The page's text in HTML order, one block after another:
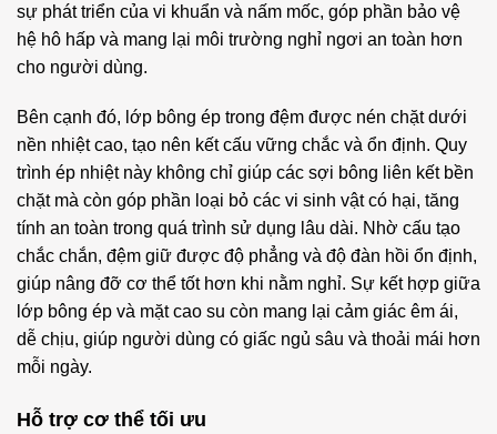
sự phát triển của vi khuẩn và nấm mốc, góp phần bảo vệ
hệ hô hấp và mang lại môi trường nghỉ ngơi an toàn hơn
cho người dùng.
Bên cạnh đó, lớp bông ép trong đệm được nén chặt dưới
nền nhiệt cao, tạo nên kết cấu vững chắc và ổn định. Quy
trình ép nhiệt này không chỉ giúp các sợi bông liên kết bền
chặt mà còn góp phần loại bỏ các vi sinh vật có hại, tăng
tính an toàn trong quá trình sử dụng lâu dài. Nhờ cấu tạo
chắc chắn, đệm giữ được độ phẳng và độ đàn hồi ổn định,
giúp nâng đỡ cơ thể tốt hơn khi nằm nghỉ. Sự kết hợp giữa
lớp bông ép và mặt cao su còn mang lại cảm giác êm ái,
dễ chịu, giúp người dùng có giấc ngủ sâu và thoải mái hơn
mỗi ngày.
Hỗ trợ cơ thể tối ưu